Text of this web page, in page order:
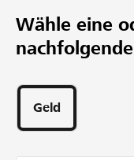
und haben
Neben klassischer
Air-Events mit
können Sie den
Veranstaltungsreihe
1
Projekt
Unterstützungen
Wähle eine
Geld